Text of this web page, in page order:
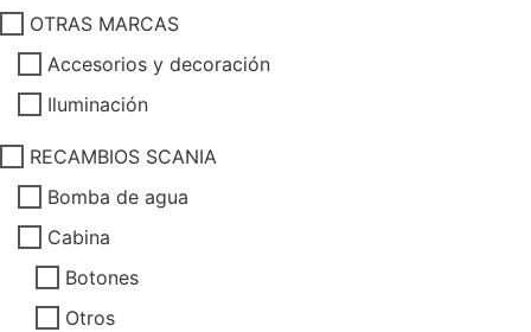
OTRAS MARCAS
Accesorios y decoración
Iluminación
RECAMBIOS SCANIA
Bomba de agua
Cabina
Botones
Otros